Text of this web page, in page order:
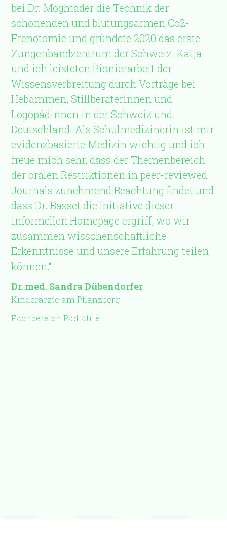
bei Dr. Moghtader die Technik der
schonenden und blutungsarmen Co2-
Frenotomie und gründete 2020 das erste
Zungenbandzentrum der Schweiz. Katja
und ich leisteten Pionierarbeit der
Wissensverbreitung durch Vorträge bei
Hebammen, Stillberaterinnen und
Logopädinnen in der Schweiz und
Deutschland. Als Schulmedizinerin ist mir
evidenzbasierte Medizin wichtig und ich
freue mich sehr, dass der Themenbereich
der oralen Restriktionen in peer-reviewed
Journals zunehmend Beachtung findet und
dass Dr. Basset die Initiative dieser
informellen Homepage ergriff, wo wir
zusammen wisschenschaftliche
Erkenntnisse und unsere Erfahrung teilen
können.“
Dr. med. Sandra Dübendorfer
Kinderärzte am Pflanzberg
Fachbereich Pädiatrie